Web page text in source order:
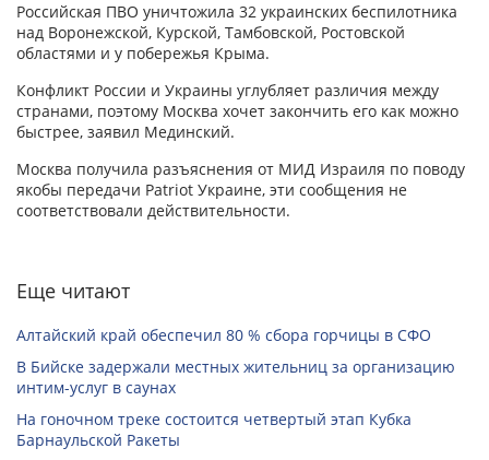
Российская ПВО уничтожила 32 украинских беспилотника
над Воронежской, Курской, Тамбовской, Ростовской
областями и у побережья Крыма.
Конфликт России и Украины углубляет различия между
странами, поэтому Москва хочет закончить его как можно
быстрее, заявил Мединский.
Москва получила разъяснения от МИД Израиля по поводу
якобы передачи Patriot Украине, эти сообщения не
соответствовали действительности.
Еще читают
Алтайский край обеспечил 80 % сбора горчицы в СФО
В Бийске задержали местных жительниц за организацию
интим-услуг в саунах
На гоночном треке состоится четвертый этап Кубка
Барнаульской Ракеты